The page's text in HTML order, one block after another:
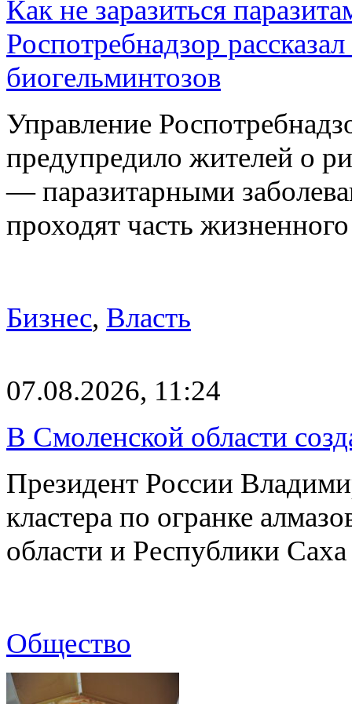
Как не заразиться
Роспотребнадзор
биогельминтозов
Управление
предупредило жителей о
— паразитарными
проходят часть
Бизнес, Власть
07.08.2026, 11:24
В Смоленской области
Президент России
кластера по огранке
области и Республики
Общество